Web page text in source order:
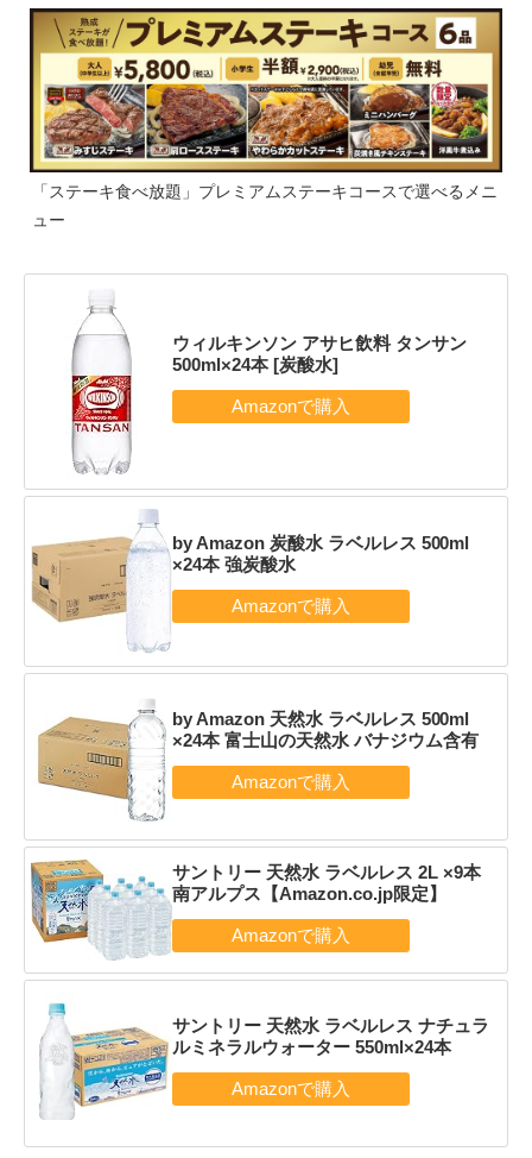
「ステーキ食べ放題」プレミアムステーキコースで選べるメニ
ュー
ウィルキンソン アサヒ飲料 タンサン
500ml×24本 [炭酸水]
by Amazon 炭酸水 ラベルレス 500ml
×24本 強炭酸水
by Amazon 天然水 ラベルレス 500ml
×24本 富士山の天然水 バナジウム含有
サントリー 天然水 ラベルレス 2L ×9本
南アルプス【Amazon.co.jp限定】
サントリー 天然水 ラベルレス ナチュラ
ルミネラルウォーター 550ml×24本